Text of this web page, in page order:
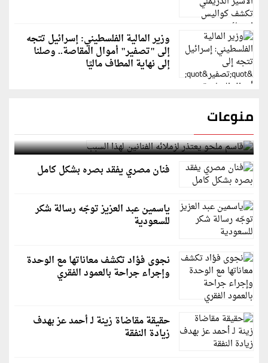
وزير المالية الفلسطيني: إسرائيل تتجه
إلى "تصفير" أموال المقاصة.. وصلنا
إلى نهاية المطاف ماليًا
منوعات
قاسم ملحو يعتذر لزملائه الفنانين لهذا السبب
فنان مصري يفقد بصره بشكل كامل
ياسمين عبد العزيز توجّه رسالة شكر
للسعودية
نجوى فؤاد تكشف معاناتها مع الوحدة
وإجراء جراحة بالعمود الفقري
حقيقة مقاضاة زينة لـ أحمد عز بهدف
زيادة النفقة